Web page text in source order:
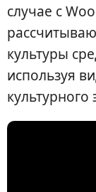
случае с
культуры
используя
культурного